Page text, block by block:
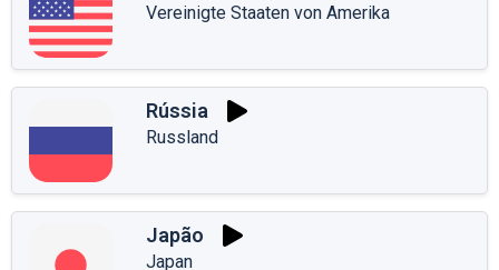
Vereinigte Staaten von Amerika
Rússia
Russland
Japão
Japan